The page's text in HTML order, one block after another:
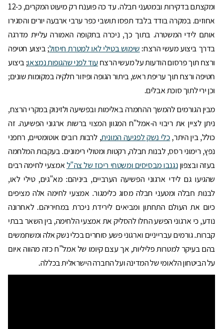
ומקצתם בדקירות ובמטעני חבלה. עד כה פוענח רק מיעוט המקרים, כ-12
אחוזים. במקרה בודד בלבד תפסו תושבי כפר ערבי ארבעה יורים והסגירו
אותם לידי המשטרה. בתוך כך, ניכרה בתקופה האמורה עליית מדרגה
בדרך ביצוע מעשי הרצח: שימוש בטילי לאו למטרת חיסול; ביצוע חטיפה
ורצח תוך פרסום הודעות על מעשי הרצחעוד לפני שהגופות נמצאו; ביצוע
חטיפה ורצח תוך עריפת ראש, ביתור הגופה ופיזור חלקיה במקומות שונים;
וכן ירי לתוך סוכת אבלים.
מבין הגורמים להמשך ההחמרה באלימות ובפשיעה ולזינוק במקרי הרצח,
ניתן לציין את ריבוי ה-אמל"ח המגוון המצוי ברשות ארגוני הפשיעה. זה
כולל, בין היתר, כלי נשק לפגיעה המונית, לרבות רובים אוטומטיים, רחפני
נפץ, רימוני רסס, לבנות חבלה, רקטות ומטולי רימונים. בעקבות המלחמה
בעזה ובצפון נגנבו מבסיסים ומשטחי ריכוז של צה"לאמצעי לחימה רבים
שהגיעו גם לידי ארגוני הפשיעה הערביים, ביניהם: מא"גים, טילי לאו,
לבנות חבלה ומטעני חבלה מסוג כלימגור. אמצעי לחימה אלה מציפים
כיום את העולם התחתון ומביאים לירידת ניכרת במחיריהם. לאחרונה
נודע, כי ארגוני הפשע החלו להסליק את אמצעי הלחימה, בין השאר בבתי
קברות. גורמים עברייניים וארגוני פשע סוחרים בכלי נשק אלה ומשתמשים
בהם בעיקר למטרות פליליות, אך עצם קיומו של אמל"ח כזה מהווה איום
על הביטחון הלאומי של המדינה ועל החברה הישראלית בכללה.